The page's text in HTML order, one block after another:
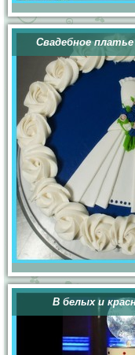
Свадебное
В белых и